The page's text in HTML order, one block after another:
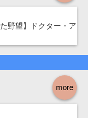
野望】ドクター・ア
more